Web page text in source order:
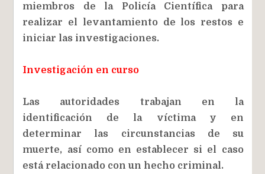
miembros de la Policía Científica para
realizar el levantamiento de los restos e
iniciar las investigaciones.
Investigación en curso
Las autoridades trabajan en la
identificación de la víctima y en
determinar las circunstancias de su
muerte, así como en establecer si el caso
está relacionado con un hecho criminal.